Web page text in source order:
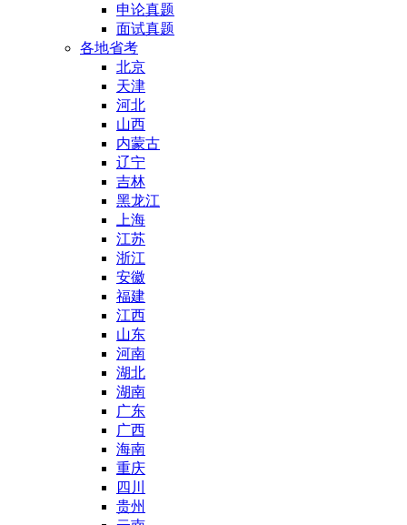
申论真题
面试真题
各地省考
北京
天津
河北
山西
内蒙古
辽宁
吉林
黑龙江
上海
江苏
浙江
安徽
福建
江西
山东
河南
湖北
湖南
广东
广西
海南
重庆
四川
贵州